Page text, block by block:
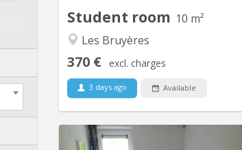
Student room 10 m²
Les Bruyères
370 € excl. charges
3 days ago Available